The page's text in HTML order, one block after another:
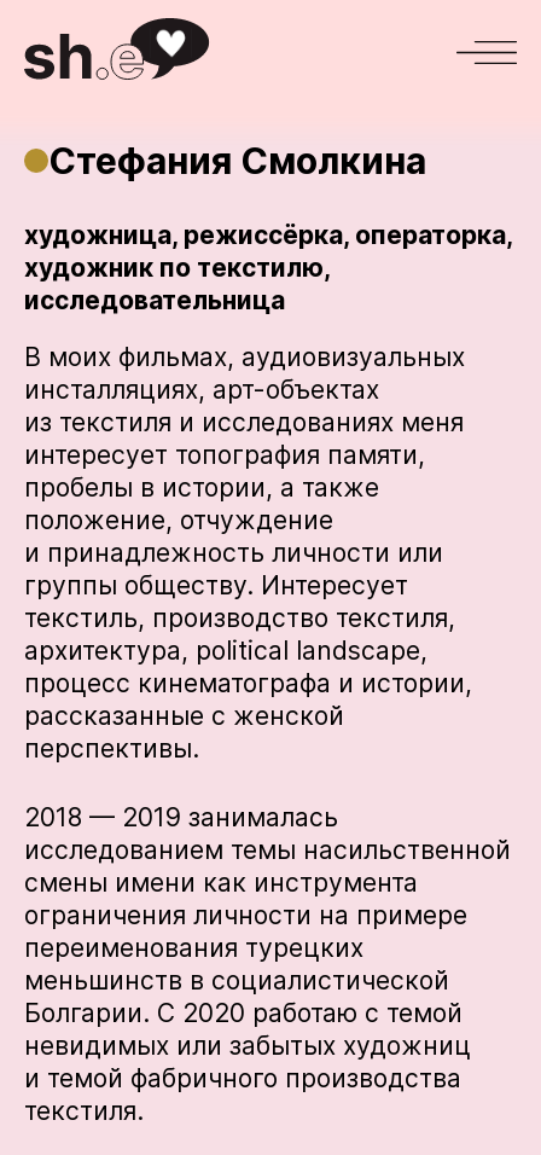
Стефания Смолкина
художница, режиссёрка, операторка,
художник по текстилю,
исследовательница
В моих фильмах, аудиовизуальных
инсталляциях, арт-объектах
из текстиля и исследованиях меня
интересует топография памяти,
пробелы в истории, а также
положение, отчуждение
и принадлежность личности или
группы обществу. Интересует
текстиль, производство текстиля,
архитектура, political landscape,
процесс кинематографа и истории,
рассказанные с женской
перспективы.
2018 — 2019 занималась
исследованием темы насильственной
смены имени как инструмента
ограничения личности на примере
переименования турецких
меньшинств в социалистической
Болгарии. С 2020 работаю с темой
невидимых или забытых художниц
и темой фабричного производства
текстиля.